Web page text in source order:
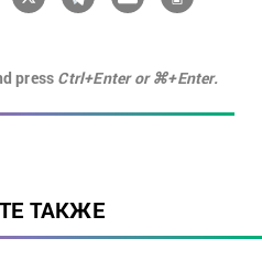
press Ctrl+Enter or ⌘+Enter.
ТАКЖЕ